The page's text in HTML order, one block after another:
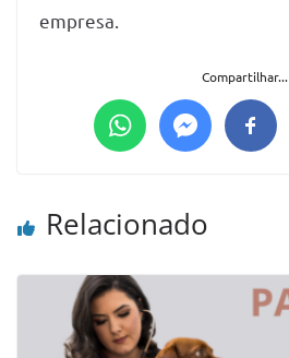
empresa.
Compartilhar...
Relacionado